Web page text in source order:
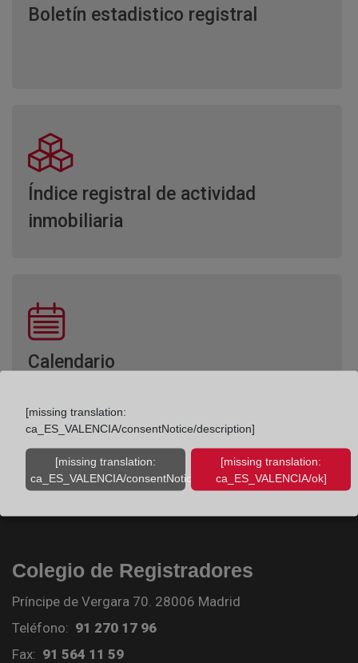
Boletín estadistico registral
Índice registral de actividad
inmobiliaria
Calendario
Colegio de Registradores
Príncipe de Vergara 70. 28006 Madrid
Teléfono: 91 270 17 96
Fax: 91 564 11 59
[missing translation:
ca_ES_VALENCIA/consentNotice/description]
[missing translation:
ca_ES_VALENCIA/consentNotice/learnMore]
[missing translation:
ca_ES_VALENCIA/ok]